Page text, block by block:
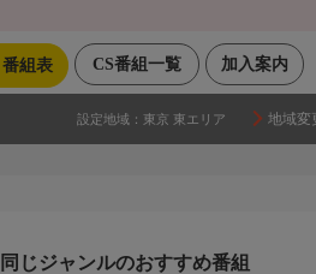
加入案内
CS番組一覧
番組表
設定地域： 東京 東エリア 地域変
同じジャンルのおすすめ番組